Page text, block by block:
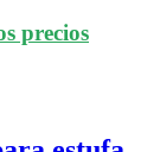
precios